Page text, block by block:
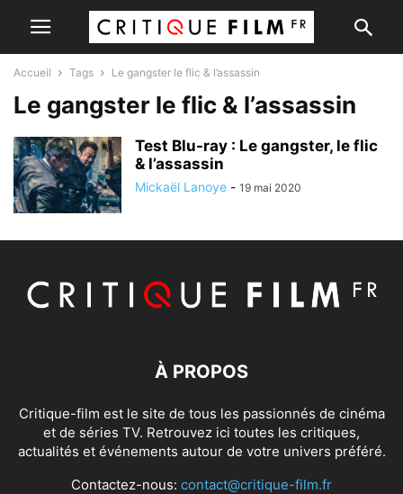
Accueil Tags Le gangster le flic & l’assassin
Le gangster le flic & l’assassin
Test Blu-ray : Le gangster, le flic
& l’assassin
Mickaël Lanoye - 19 mai 2020
À PROPOS
Critique-film est le site de tous les passionnés de cinéma
et de séries TV. Retrouvez ici toutes les critiques,
actualités et événements autour de votre univers préféré.
Contactez-nous: contact@critique-film.fr